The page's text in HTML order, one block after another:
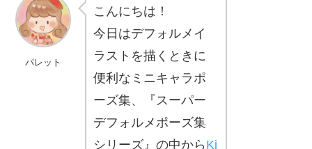
パレット
こんにちは！
今日はデフォルメイ
ラストを描くときに
便利なミニキャラポ
ーズ集、『スーパー
デフォルメポーズ集
シリーズ』の中から Ki